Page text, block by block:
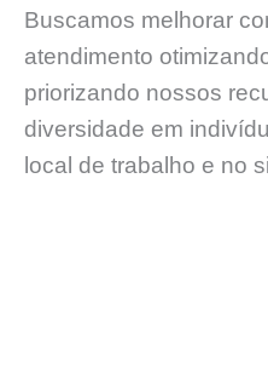
Buscamos melhorar
atendimento
priorizando nossos
diversidade em
local de trabalho e no